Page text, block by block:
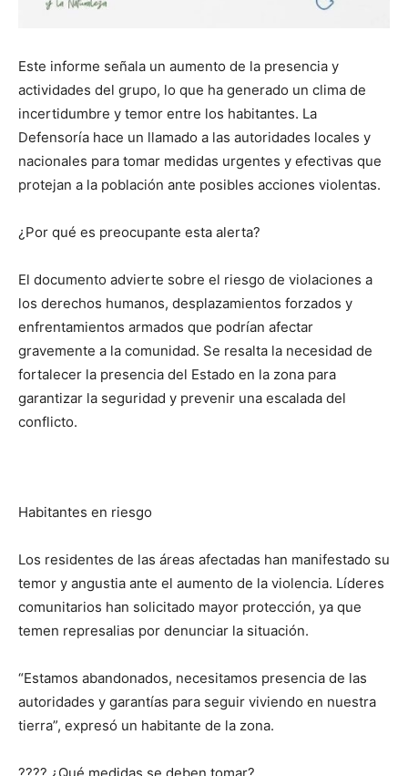
Este informe señala un aumento de la presencia y
actividades del grupo, lo que ha generado un clima de
incertidumbre y temor entre los habitantes. La
Defensoría hace un llamado a las autoridades locales y
nacionales para tomar medidas urgentes y efectivas que
protejan a la población ante posibles acciones violentas.
¿Por qué es preocupante esta alerta?
El documento advierte sobre el riesgo de violaciones a
los derechos humanos, desplazamientos forzados y
enfrentamientos armados que podrían afectar
gravemente a la comunidad. Se resalta la necesidad de
fortalecer la presencia del Estado en la zona para
garantizar la seguridad y prevenir una escalada del
conflicto.
Habitantes en riesgo
Los residentes de las áreas afectadas han manifestado su
temor y angustia ante el aumento de la violencia. Líderes
comunitarios han solicitado mayor protección, ya que
temen represalias por denunciar la situación.
“Estamos abandonados, necesitamos presencia de las
autoridades y garantías para seguir viviendo en nuestra
tierra”, expresó un habitante de la zona.